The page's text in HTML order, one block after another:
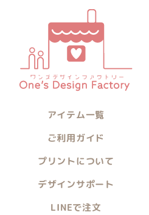
アイテム一覧
ご利用ガイド
プリントについて
デザインサポート
LINEで注文